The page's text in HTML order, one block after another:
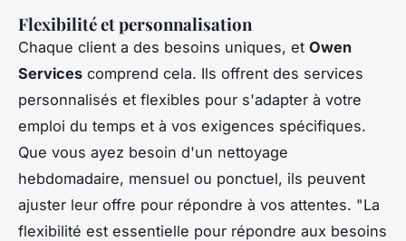
Flexibilité et personnalisation
Chaque client a des besoins uniques, et Owen
Services comprend cela. Ils offrent des services
personnalisés et flexibles pour s'adapter à votre
emploi du temps et à vos exigences spécifiques.
Que vous ayez besoin d'un nettoyage
hebdomadaire, mensuel ou ponctuel, ils peuvent
ajuster leur offre pour répondre à vos attentes. "La
flexibilité est essentielle pour répondre aux besoins